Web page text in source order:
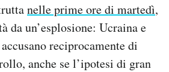
nelle prime ore di martedì,
da un’esplosione: Ucraina e
reciprocamente di
anche se l’ipotesi di gran